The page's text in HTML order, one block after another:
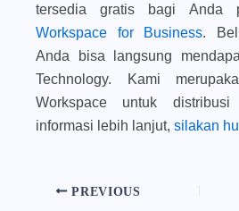
tersedia gratis bagi Anda
Workspace for Business.
Anda bisa langsung
Technology. Kami
Workspace untuk
informasi lebih lanjut, silakan
PREVIOUS